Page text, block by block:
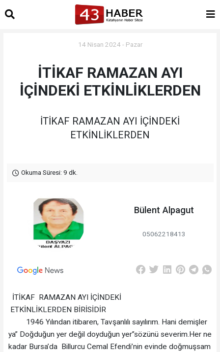
14 Nisan 2024 - Pazar
İTİKAF RAMAZAN AYI
İÇİNDEKİ ETKİNLİKLERDEN
İTİKAF RAMAZAN AYI İÇİNDEKİ
ETKİNLİKLERDEN
Okuma Süresi: 9 dk.
Bülent Alpagut
05062218413
İTİKAF RAMAZAN AYI İÇİNDEKİ
ETKİNLİKLERDEN BİRİSİDİR
1946 Yılından itibaren, Tavşanlılı sayılırım. Hani demişler
ya” Doğduğun yer değil doyduğun yer”sözünü severim.Her ne
kadar Bursa’da Billurcu Cemal Efendi’nin evinde doğmuşsam